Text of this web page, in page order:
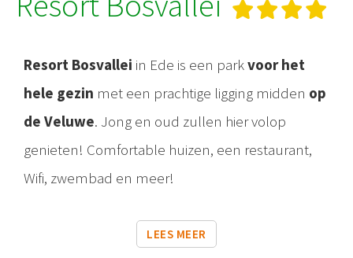
Resort Bosvallei in Ede is een parkvoor het
hele gezin met een prachtige ligging midden op
de Veluwe. Jong en oud zullen hier volop
genieten! Comfortable huizen, een restaurant,
Wifi, zwembad en meer!
LEES MEER